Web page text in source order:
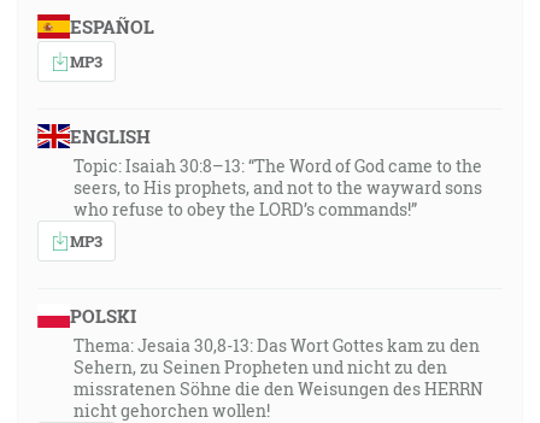
ESPAÑOL
MP3
ENGLISH
Topic: Isaiah 30:8–13: “The Word of God came to the
seers, to His prophets, and not to the wayward sons
who refuse to obey the LORD’s commands!”
MP3
POLSKI
Thema: Jesaia 30,8-13: Das Wort Gottes kam zu den
Sehern, zu Seinen Propheten und nicht zu den
missratenen Söhne die den Weisungen des HERRN
nicht gehorchen wollen!